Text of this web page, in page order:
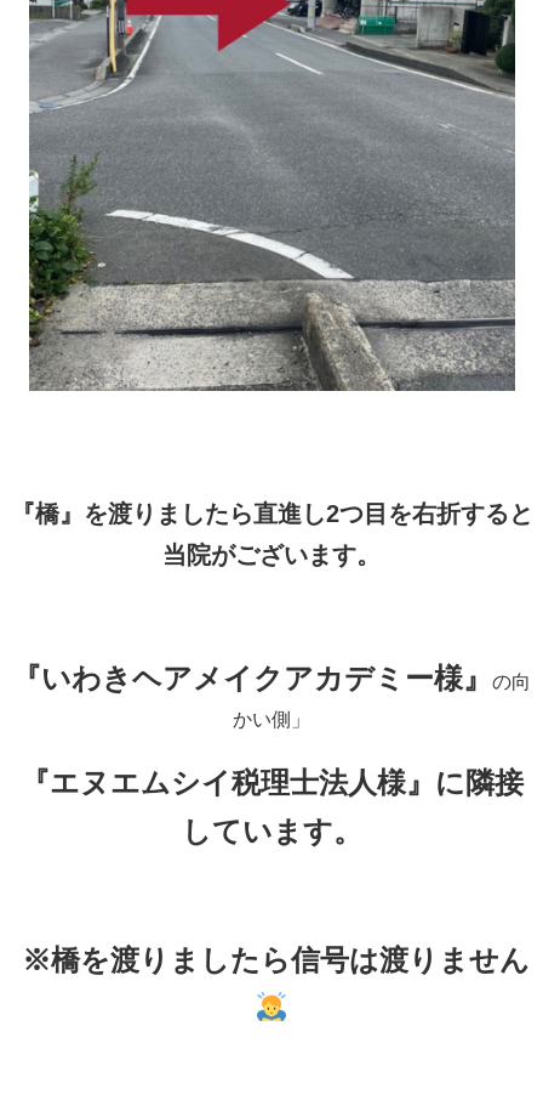
『橋』を渡りましたら直進し2つ目を右折すると
当院がございます。
『いわきヘアメイクアカデミー様』
の向
かい側」
『エヌエムシイ税理士法人様』に隣接
しています。
※橋を渡りましたら信号は渡りません